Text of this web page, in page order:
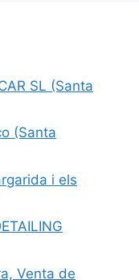
SL (Santa
(Santa
i els
Venta de